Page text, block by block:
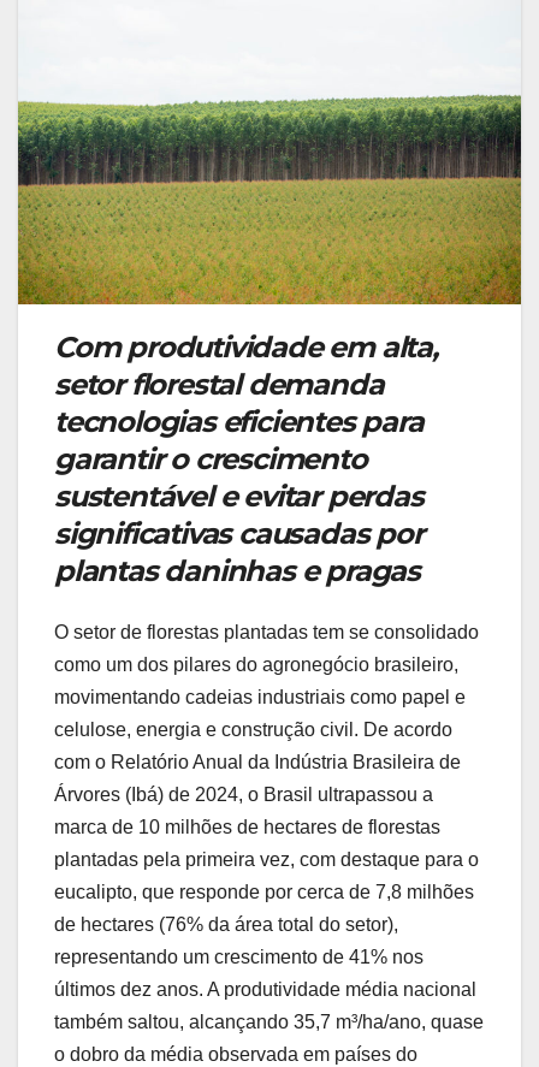
Com produtividade em alta,
setor florestal demanda
tecnologias eficientes para
garantir o crescimento
sustentável e evitar perdas
significativas causadas por
plantas daninhas e pragas
O setor de florestas plantadas tem se consolidado
como um dos pilares do agronegócio brasileiro,
movimentando cadeias industriais como papel e
celulose, energia e construção civil. De acordo
com o Relatório Anual da Indústria Brasileira de
Árvores (Ibá) de 2024, o Brasil ultrapassou a
marca de 10 milhões de hectares de florestas
plantadas pela primeira vez, com destaque para o
eucalipto, que responde por cerca de 7,8 milhões
de hectares (76% da área total do setor),
representando um crescimento de 41% nos
últimos dez anos. A produtividade média nacional
também saltou, alcançando 35,7 m³/ha/ano, quase
o dobro da média observada em países do